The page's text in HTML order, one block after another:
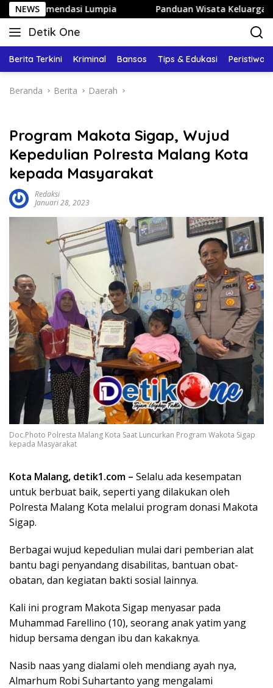
Langsung
ke
konten
NEWS
Lumpia Panduan Wisata Keluarga ke Kota Batu:
Detik One
Tajam
Fakta
Berita Terkini Kriminal Bansos Tips & Edukasi Peristiwa
Beranda Berita Daerah
Program Makota Sigap, Wujud
Kepedulian Polresta Malang Kota
kepada Masyarakat
Redaksi
Januari 28, 2023
Doc.Photo Polresta Malang Kota Saat Luncurkan Program Wakota Sigap
kepada Masyarakat
Kota Malang, detik1.com – Selalu ada kesempatan
untuk berbuat baik, seperti yang dilakukan oleh
Polresta Malang Kota melalui program donasi Makota
Sigap.
Berbagai wujud kepedulian mulai dari pemberian alat
bantu bagi penyandang disabilitas, bantuan obat-
obatan, dan kegiatan bakti sosial lainnya.
Kali ini program Makota Sigap menyasar pada
Muhammad Farellino (10), seorang anak yatim yang
hidup bersama dengan ibu dan kakaknya.
Nasib naas yang dialami oleh mendiang ayah nya,
Almarhum Robi Suhartanto yang mengalami